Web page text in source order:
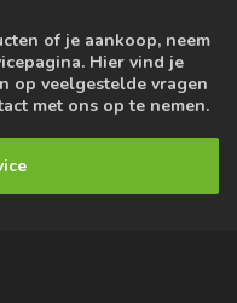
of je aankoop, neem
Hier vind je
op veelgestelde vragen
met ons op te nemen.